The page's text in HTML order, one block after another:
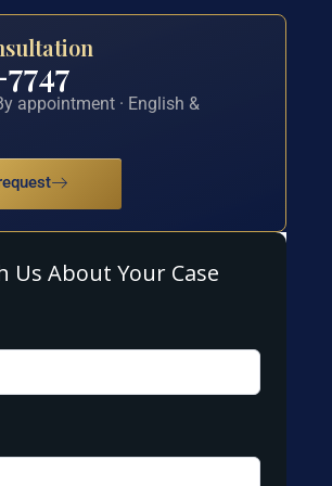
appointment · English &